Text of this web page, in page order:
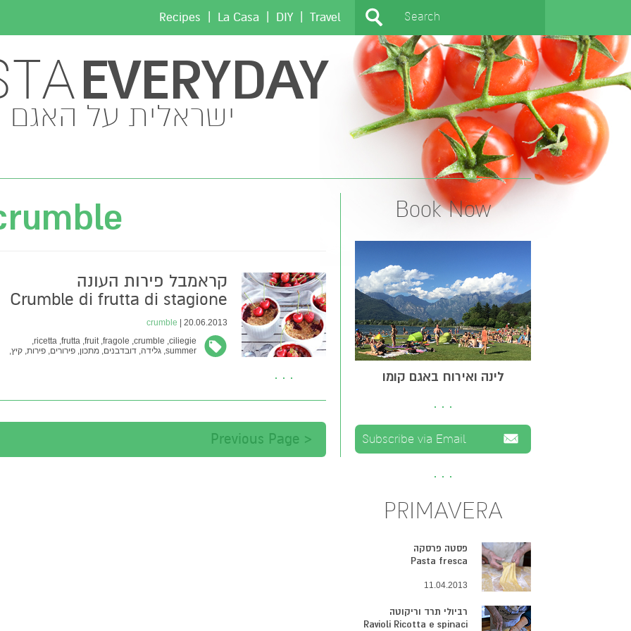
Travel
|
DIY
|
La Casa
|
Recipes
EVERYDAY
ישראלית על האגם
Book Now
לינה ואירוח באגם קומו
PRIMAVERA
פסטה פרסקה
Pasta fresca
11.04.2013
רביולי תרד וריקוטה
Ravioli Ricotta e spinaci
קראמבל פירות העונה
Crumble di frutta di stagione
20.06.2013 |
crumble
ciliegie,
crumble,
fragole,
fruit,
frutta,
ricetta,
summer, גלידה, דובדבנים, מתכון, פירורים, פירות, קיץ,
< Previous Page